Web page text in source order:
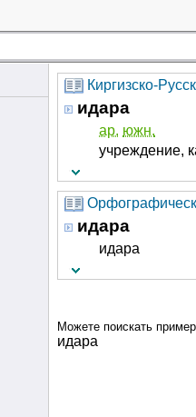
Киргизско-
идара
ар. южн.
учреждение,
идара
идара
Можете поискать
идара